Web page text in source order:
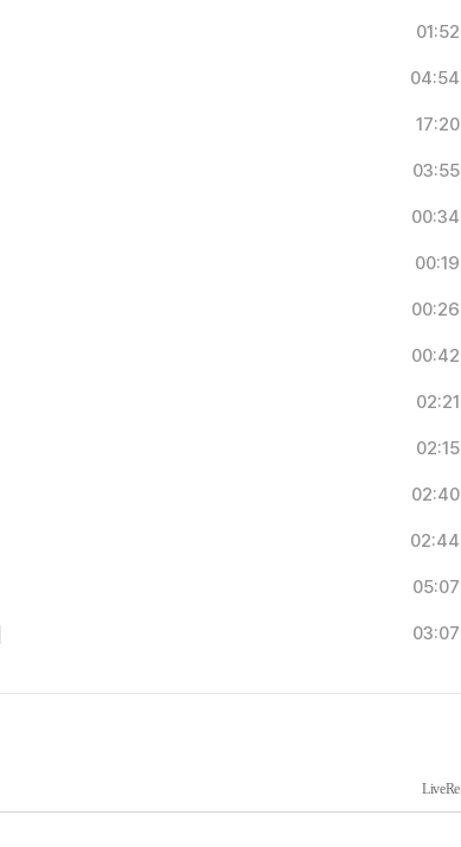
01:52
04:54
17:20
03:55
00:34
00:19
00:26
00:42
02:21
02:15
02:40
02:44
05:07
03:07